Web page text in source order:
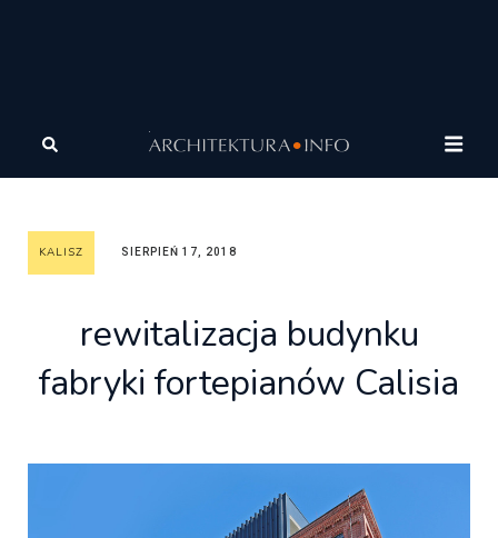
Architektura
Kalisz
rewitalizacja budynku fabryki fortepianów Calisia
KALISZ SIERPIEŃ 17, 2018
rewitalizacja budynku
fabryki fortepianów Calisia